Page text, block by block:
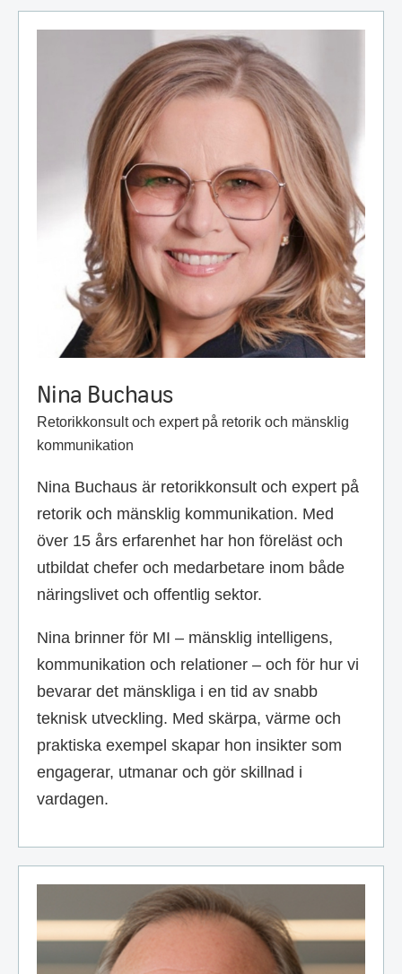
Nina Buchaus
Retorikkonsult och expert på retorik och mänsklig
kommunikation
Nina Buchaus är retorikkonsult och expert på
retorik och mänsklig kommunikation. Med
över 15 års erfarenhet har hon föreläst och
utbildat chefer och medarbetare inom både
näringslivet och offentlig sektor.
Nina brinner för MI – mänsklig intelligens,
kommunikation och relationer – och för hur vi
bevarar det mänskliga i en tid av snabb
teknisk utveckling. Med skärpa, värme och
praktiska exempel skapar hon insikter som
engagerar, utmanar och gör skillnad i
vardagen.